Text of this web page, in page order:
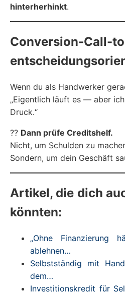
hinterherhinkt.
Conversion-Call-
Wenn du als Handwerker
„Eigentlich läuft es — aber
Druck.“
?? Dann prüfe Creditshelf.
Nicht, um Schulden zu
Sondern, um dein Geschäft
Artikel, die dich
könnten:
„Ohne Finanzierung
ablehnen…
Selbstständig mit
dem…
Investitionskredit für